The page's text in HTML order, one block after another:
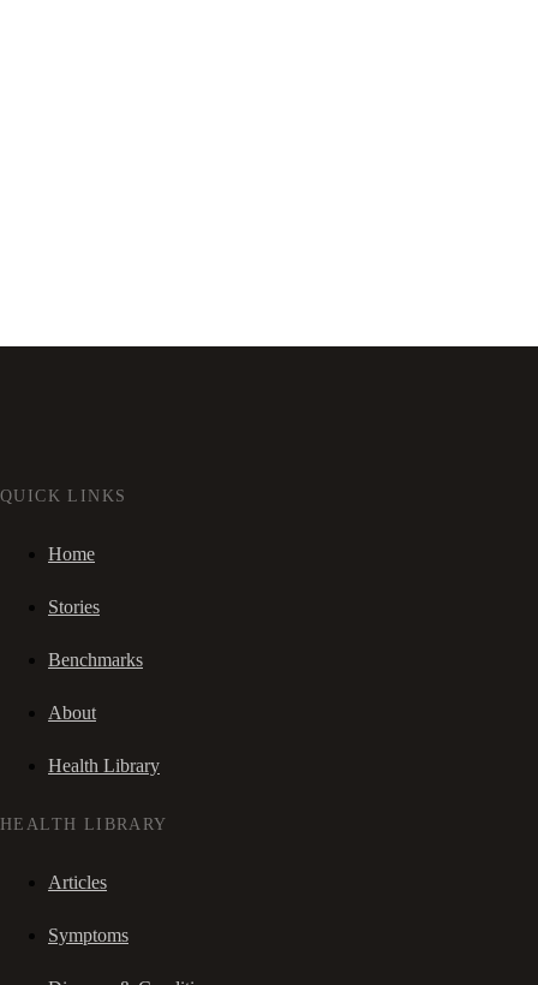
QUICK LINKS
Home
Stories
Benchmarks
About
Health Library
HEALTH LIBRARY
Articles
Symptoms